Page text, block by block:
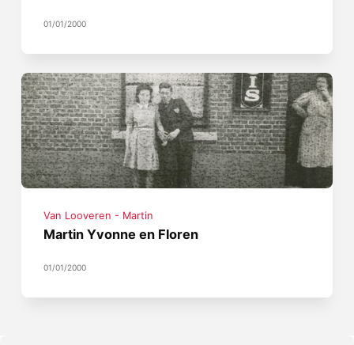
01/01/2000
Van Looveren - Martin
Martin Yvonne en Floren
01/01/2000